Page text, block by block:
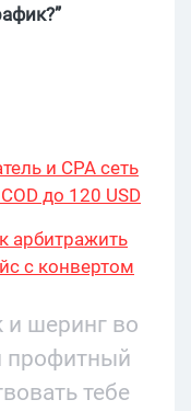
и CPA сеть
до 120 USD
арбитражить
с конвертом
и шеринг во
профитный
тебе